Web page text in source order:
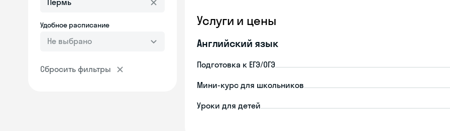
Удобное расписание
Не выбрано
Сбросить фильтры
Услуги и цены
Английский язык
Подготовка к ЕГЭ/ОГЭ
Мини-курс для школьников
Уроки для детей